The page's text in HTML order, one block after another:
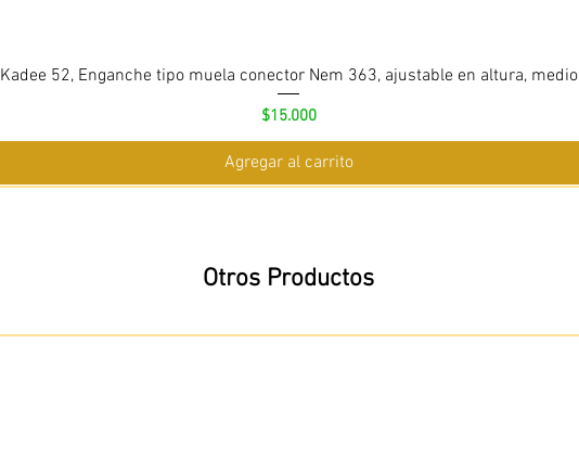
Kadee 52, Enganche tipo muela conector Nem 363, ajustable en altura, medio
Precio
$15.000
Agregar al carrito
Otros Productos